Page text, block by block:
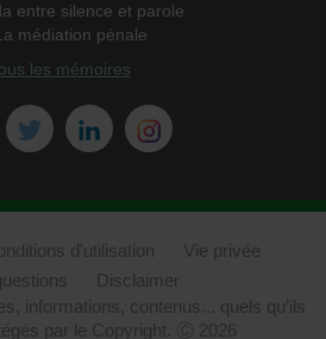
entre silence et parole
médiation pénale
les mémoires
d'utilisation
Vie privée
Disclaimer
informations, contenus... quels qu’ils
par le Copyright. Ⓒ 2026